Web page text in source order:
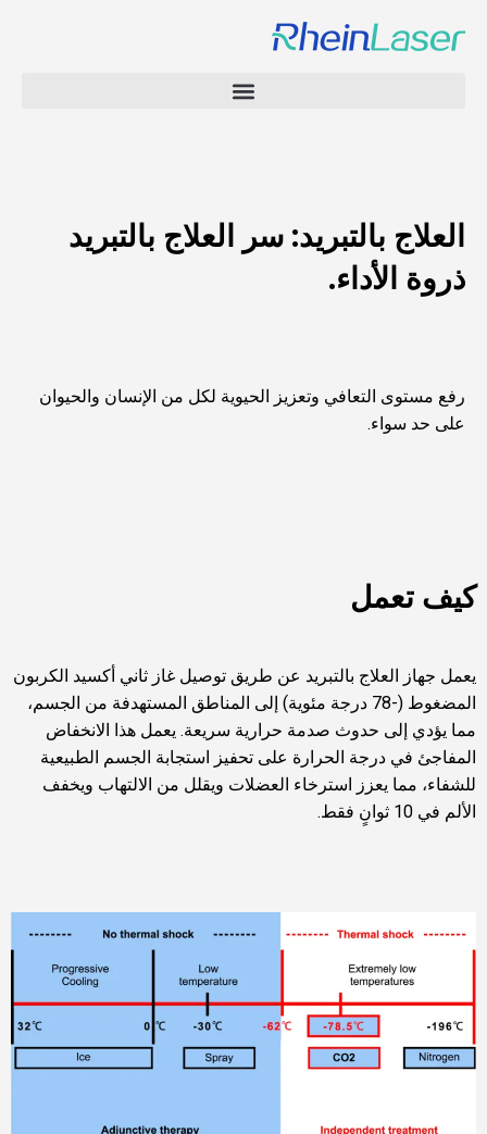
العلاج بالتبريد: سر العلاج بالتبريد
ذروة الأداء.
رفع مستوى التعافي وتعزيز الحيوية لكل من الإنسان والحيوان
على حد سواء.
كيف تعمل
يعمل جهاز العلاج بالتبريد عن طريق توصيل غاز ثاني أكسيد الكربون
المضغوط (-78 درجة مئوية) إلى المناطق المستهدفة من الجسم،
مما يؤدي إلى حدوث صدمة حرارية سريعة. يعمل هذا الانخفاض
المفاجئ في درجة الحرارة على تحفيز استجابة الجسم الطبيعية
للشفاء، مما يعزز استرخاء العضلات ويقلل من الالتهاب ويخفف
الألم في 10 ثوانٍ فقط.